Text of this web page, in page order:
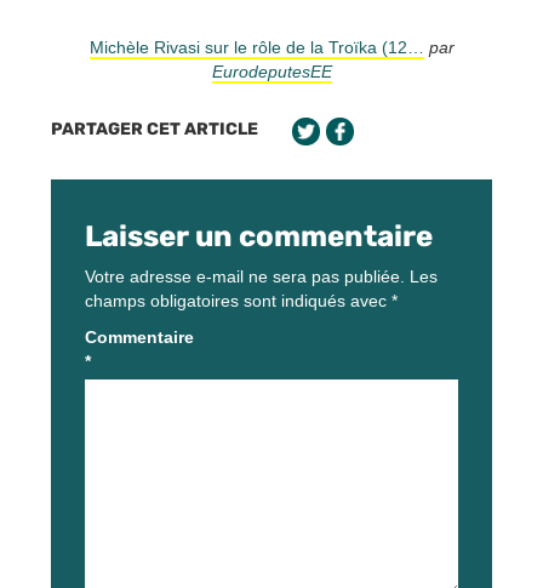
Michèle Rivasi sur le rôle de la Troïka (12…
par
EurodeputesEE
PARTAGER CET ARTICLE
Laisser un commentaire
Votre adresse e-mail ne sera pas publiée. Les
champs obligatoires sont indiqués avec *
Commentaire
*